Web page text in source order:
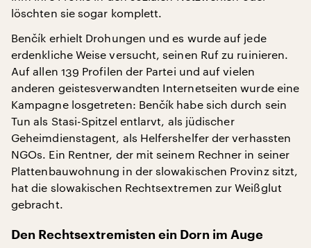
löschten sie sogar komplett.
Benčík erhielt Drohungen und es wurde auf jede
erdenkliche Weise versucht, seinen Ruf zu ruinieren.
Auf allen 139 Profilen der Partei und auf vielen
anderen geistesverwandten Internetseiten wurde eine
Kampagne losgetreten: Benčík habe sich durch sein
Tun als Stasi-Spitzel entlarvt, als jüdischer
Geheimdienstagent, als Helfershelfer der verhassten
NGOs. Ein Rentner, der mit seinem Rechner in seiner
Plattenbauwohnung in der slowakischen Provinz sitzt,
hat die slowakischen Rechtsextremen zur Weißglut
gebracht.
Den Rechtsextremisten ein Dorn im Auge